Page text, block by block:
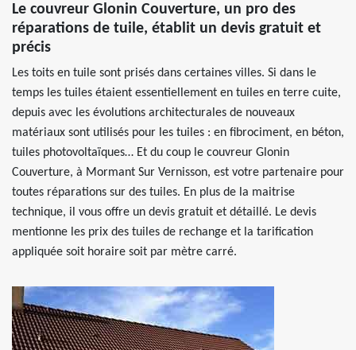
Le couvreur Glonin Couverture, un pro des
réparations de tuile, établit un devis gratuit et
précis
Les toits en tuile sont prisés dans certaines villes. Si dans le
temps les tuiles étaient essentiellement en tuiles en terre cuite,
depuis avec les évolutions architecturales de nouveaux
matériaux sont utilisés pour les tuiles : en fibrociment, en béton,
tuiles photovoltaïques… Et du coup le couvreur Glonin
Couverture, à Mormant Sur Vernisson, est votre partenaire pour
toutes réparations sur des tuiles. En plus de la maitrise
technique, il vous offre un devis gratuit et détaillé. Le devis
mentionne les prix des tuiles de rechange et la tarification
appliquée soit horaire soit par mètre carré.